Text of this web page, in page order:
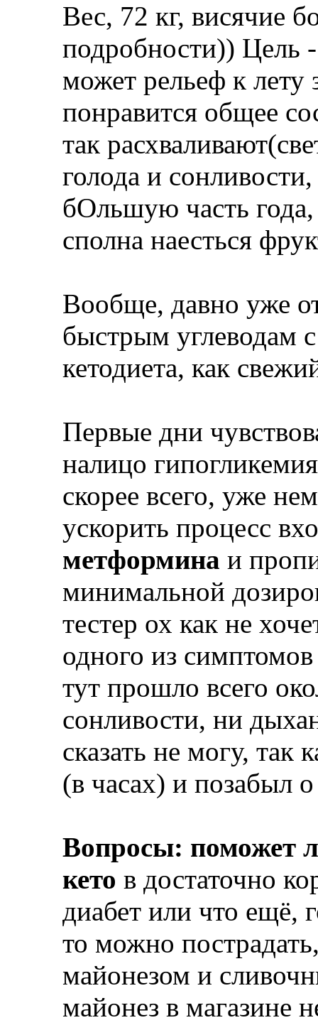
Вес, 72 кг, висячие
подробности)) Цель -
может рельеф к лету
понравится общее
так
голода и
бОльшую часть
сполна наесться
Вообще, давно уже
быстрым углеводам
кетодиета, как
Первые дни
налицо
скорее всего, уже
ускорить процесс
метформина и
минимальной
тестер ох как не
одного из
тут прошло всего
сонливости, ни
сказать не могу, так
(в часах) и позабыл
Вопросы: поможет
кето в достаточно
диабет или что ещё,
то можно
майонезом и
майонез в магазине